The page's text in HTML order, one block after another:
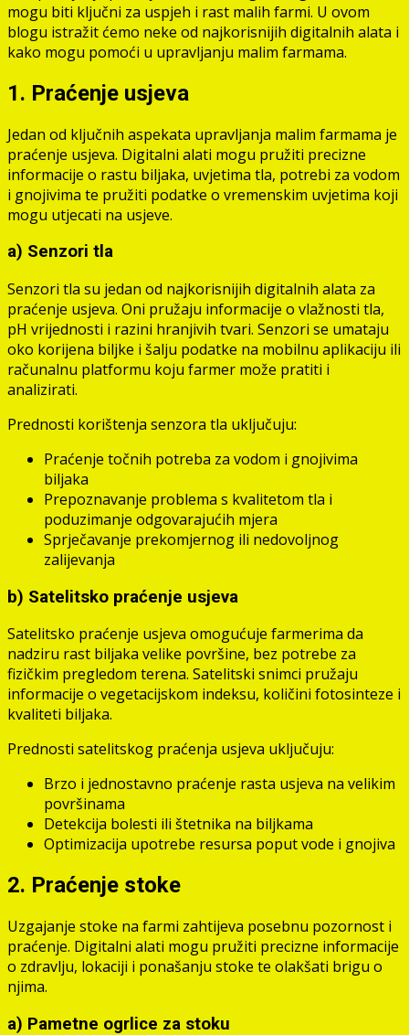
mogu biti ključni za uspjeh i rast malih farmi. U ovom
blogu istražit ćemo neke od najkorisnijih digitalnih alata i
kako mogu pomoći u upravljanju malim farmama.
1. Praćenje usjeva
Jedan od ključnih aspekata upravljanja malim farmama je
praćenje usjeva. Digitalni alati mogu pružiti precizne
informacije o rastu biljaka, uvjetima tla, potrebi za vodom
i gnojivima te pružiti podatke o vremenskim uvjetima koji
mogu utjecati na usjeve.
a) Senzori tla
Senzori tla su jedan od najkorisnijih digitalnih alata za
praćenje usjeva. Oni pružaju informacije o vlažnosti tla,
pH vrijednosti i razini hranjivih tvari. Senzori se umataju
oko korijena biljke i šalju podatke na mobilnu aplikaciju ili
računalnu platformu koju farmer može pratiti i
analizirati.
Prednosti korištenja senzora tla uključuju:
Praćenje točnih potreba za vodom i gnojivima
biljaka
Prepoznavanje problema s kvalitetom tla i
poduzimanje odgovarajućih mjera
Sprječavanje prekomjernog ili nedovoljnog
zalijevanja
b) Satelitsko praćenje usjeva
Satelitsko praćenje usjeva omogućuje farmerima da
nadziru rast biljaka velike površine, bez potrebe za
fizičkim pregledom terena. Satelitski snimci pružaju
informacije o vegetacijskom indeksu, količini fotosinteze i
kvaliteti biljaka.
Prednosti satelitskog praćenja usjeva uključuju:
Brzo i jednostavno praćenje rasta usjeva na velikim
površinama
Detekcija bolesti ili štetnika na biljkama
Optimizacija upotrebe resursa poput vode i gnojiva
2. Praćenje stoke
Uzgajanje stoke na farmi zahtijeva posebnu pozornost i
praćenje. Digitalni alati mogu pružiti precizne informacije
o zdravlju, lokaciji i ponašanju stoke te olakšati brigu o
njima.
a) Pametne ogrlice za stoku